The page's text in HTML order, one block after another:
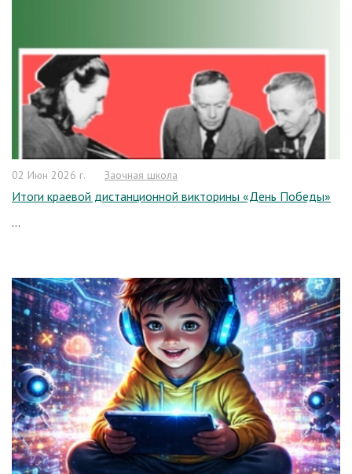
02 Июн 2026 г. Заочная школа
Итоги краевой дистанционной викторины «День Победы»
...